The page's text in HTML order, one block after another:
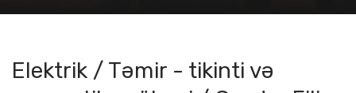
Elektrik / Təmir - tikinti və